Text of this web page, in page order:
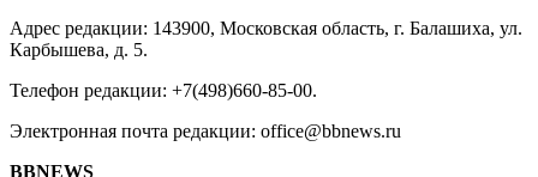
Адрес редакции: 143900, Московская область, г. Балашиха, ул.
Карбышева, д. 5.
Телефон редакции: +7(498)660-85-00.
Электронная почта редакции: office@bbnews.ru
BBNEWS